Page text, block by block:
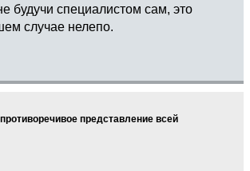
будучи специалистом сам, это
случае нелепо.
представление всей